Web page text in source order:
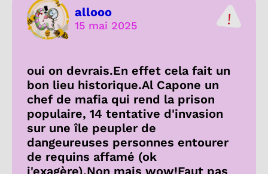
allooo
15 mai 2025
oui on devrais.En effet cela fait un
bon lieu historique.Al Capone un
chef de mafia qui rend la prison
populaire, 14 tentative d'invasion
sur une île peupler de
dangeureuses personnes entourer
de requins affamé (ok
j'exagère).Non mais wow!Faut pas